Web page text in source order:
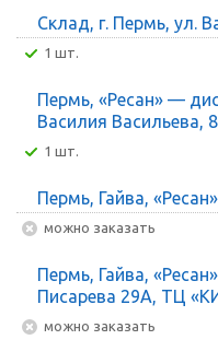
Склад, г. Пермь, ул.
1 шт.
Пермь, «Ресан» —
Василия Васильева, 8
1 шт.
Пермь, Гайва,
Можно заказать
Пермь, Гайва,
Писарева 29А, ТЦ
Можно заказать